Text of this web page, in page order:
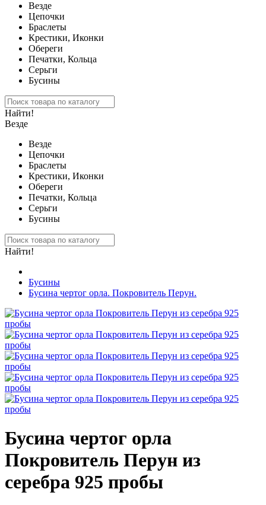
Везде
Цепочки
Браслеты
Крестики, Иконки
Обереги
Печатки, Кольца
Серьги
Бусины
Найти!
Везде
Везде
Цепочки
Браслеты
Крестики, Иконки
Обереги
Печатки, Кольца
Серьги
Бусины
Найти!
Бусины
Бусина чертог орла. Покровитель Перун.
Бусина чертог орла
Покровитель Перун из
серебра 925 пробы